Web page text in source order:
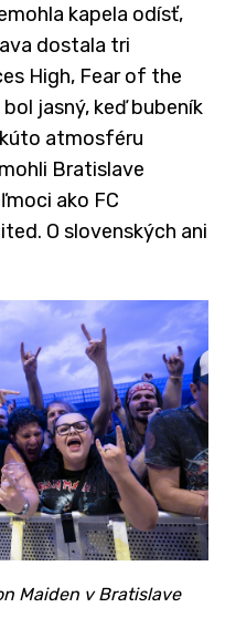
kapela odísť,
dostala tri
High, Fear of the
bol jasný, keď bubeník
atmosféru
Bratislave
ako FC
O slovenských ani
Maiden v Bratislave